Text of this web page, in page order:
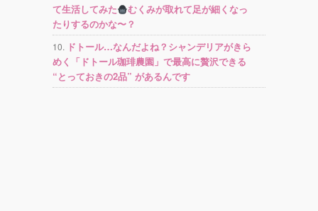
て生活してみた
むくみが取れて足が細くなっ
たりするのかな〜？
ドトール…なんだよね？シャンデリアがきら
めく「ドトール珈琲農園」で最高に贅沢できる
“とっておきの2品” があるんです